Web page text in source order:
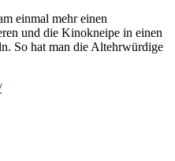
einmal mehr einen
und die Kinokneipe in einen
So hat man die Altehrwürdige